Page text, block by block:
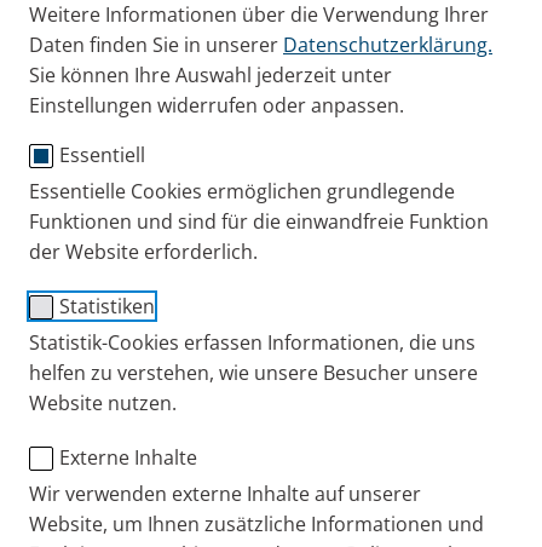
Weitere Informationen über die Verwendung Ihrer
Daten finden Sie in unserer Datenschutzerklärung.
Sie können Ihre Auswahl jederzeit unter
Einstellungen widerrufen oder anpassen.
Essentiell
Essentielle Cookies ermöglichen grundlegende
Funktionen und sind für die einwandfreie Funktion
der Website erforderlich.
Statistiken
Statistik-Cookies erfassen Informationen, die uns
helfen zu verstehen, wie unsere Besucher unsere
Website nutzen.
Externe Inhalte
Wir verwenden externe Inhalte auf unserer
Website, um Ihnen zusätzliche Informationen und
PARI, PARI-Produkte oder geeignete thematische
Zusammenhänge wie z.B. Inhalationstherapie im
Allgemeinen, nicht aber Medienberichte über
Produkte anderer Hersteller ohne Bezug zu PARI.
für die Bewerbung von PARI Produkten, die
rechtmäßig zum Zwecke des Weiterverkaufes
erworben wurden, durch PARI Fachhändler und
Vertragspartner.
Jede andere Verwendung, auch die private Nutzung,
ist nicht gestattet und nur mit gesonderter
Zustimmung durch PARI in Textform zulässig. Rechte
an den abgebildeten Marken und/oder Designs
übertragen.
Hiermit akzeptiere ich die